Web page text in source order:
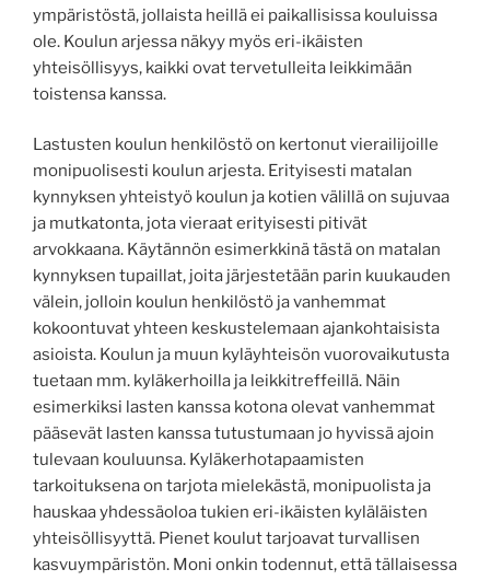
ympäristöstä, jollaista heillä ei paikallisissa kouluissa
ole. Koulun arjessa näkyy myös eri-ikäisten
yhteisöllisyys, kaikki ovat tervetulleita leikkimään
toistensa kanssa.
Lastusten koulun henkilöstö on kertonut vierailijoille
monipuolisesti koulun arjesta. Erityisesti matalan
kynnyksen yhteistyö koulun ja kotien välillä on sujuvaa
ja mutkatonta, jota vieraat erityisesti pitivät
arvokkaana. Käytännön esimerkkinä tästä on matalan
kynnyksen tupaillat, joita järjestetään parin kuukauden
välein, jolloin koulun henkilöstö ja vanhemmat
kokoontuvat yhteen keskustelemaan ajankohtaisista
asioista. Koulun ja muun kyläyhteisön vuorovaikutusta
tuetaan mm. kyläkerhoilla ja leikkitreffeillä. Näin
esimerkiksi lasten kanssa kotona olevat vanhemmat
pääsevät lasten kanssa tutustumaan jo hyvissä ajoin
tulevaan kouluunsa. Kyläkerhotapaamisten
tarkoituksena on tarjota mielekästä, monipuolista ja
hauskaa yhdessäoloa tukien eri-ikäisten kyläläisten
yhteisöllisyyttä. Pienet koulut tarjoavat turvallisen
kasvuympäristön. Moni onkin todennut, että tällaisessa